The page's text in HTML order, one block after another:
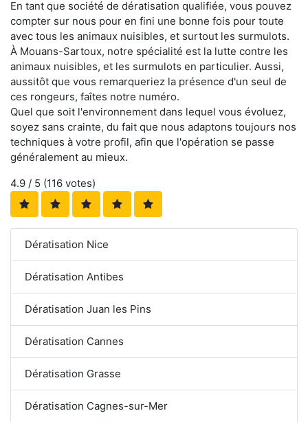
En tant que société de dératisation qualifiée, vous pouvez
compter sur nous pour en fini une bonne fois pour toute
avec tous les animaux nuisibles, et surtout les surmulots.
À Mouans-Sartoux, notre spécialité est la lutte contre les
animaux nuisibles, et les surmulots en particulier. Aussi,
aussitôt que vous remarqueriez la présence d'un seul de
ces rongeurs, faîtes notre numéro.
Quel que soit l'environnement dans lequel vous évoluez,
soyez sans crainte, du fait que nous adaptons toujours nos
techniques à votre profil, afin que l'opération se passe
généralement au mieux.
4.9 / 5 (116 votes)
Dératisation Nice
Dératisation Antibes
Dératisation Juan les Pins
Dératisation Cannes
Dératisation Grasse
Dératisation Cagnes-sur-Mer